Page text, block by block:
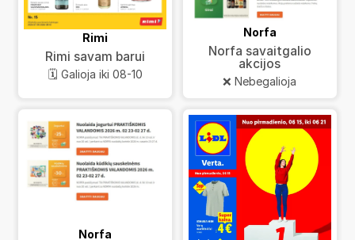
Rimi
Rimi savam barui
🗓️ Galioja iki 08-10
Norfa
Norfa savaitgalio
akcijos
❌ Nebegalioja
Norfa